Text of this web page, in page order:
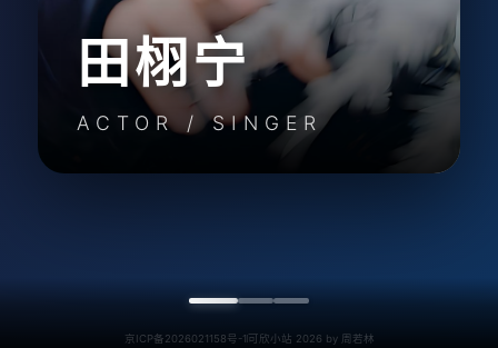
田栩宁
ACTOR / SINGER
京ICP备2026021158号-1可欣小站 2026 by 周若林